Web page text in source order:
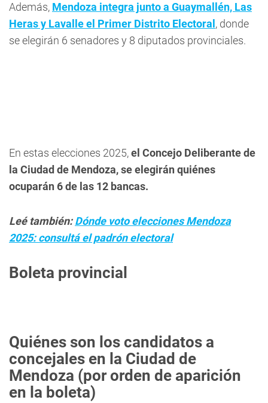
Además, Mendoza integra junto a Guaymallén, Las
Heras y Lavalle el Primer Distrito Electoral , donde
se elegirán 6 senadores y 8 diputados provinciales.
En estas elecciones 2025,el Concejo Deliberante de
la Ciudad de Mendoza, se elegirán quiénes
ocuparán 6 de las 12 bancas.
Leé también:Dónde voto elecciones Mendoza
2025: consultá el padrón electoral
Boleta provincial
Quiénes son los candidatos a
concejales en la Ciudad de
Mendoza (por orden de aparición
en la boleta)